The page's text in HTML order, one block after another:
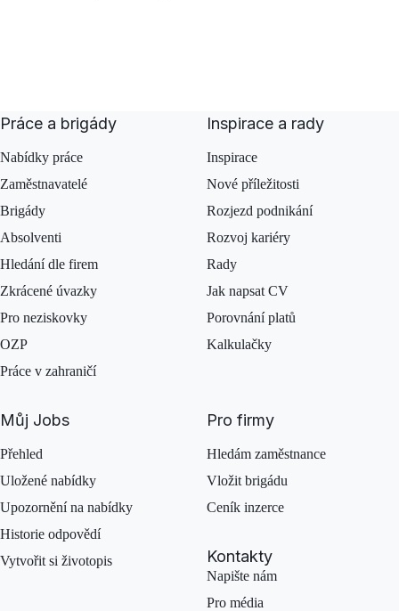
Práce a brigády
Nabídky práce
Zaměstnavatelé
Brigády
Absolventi
Hledání dle firem
Zkrácené úvazky
Pro neziskovky
OZP
Práce v zahraničí
Inspirace a rady
Inspirace
Nové příležitosti
Rozjezd podnikání
Rozvoj kariéry
Rady
Jak napsat CV
Porovnání platů
Kalkulačky
Můj Jobs
Přehled
Uložené nabídky
Upozornění na nabídky
Historie odpovědí
Vytvořit si životopis
Pro firmy
Hledám zaměstnance
Vložit brigádu
Ceník inzerce
Kontakty
Napište nám
Pro média